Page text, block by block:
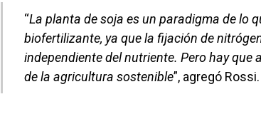
“La planta de soja es un paradigma de lo
biofertilizante, ya que la fijación de
independiente del nutriente. Pero hay
de la agricultura sostenible”, agregó Rossi.